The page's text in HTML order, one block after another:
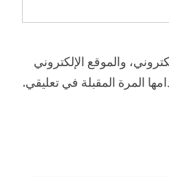
والموقع الإلكتروني
المرة المقبلة في تعليقي.